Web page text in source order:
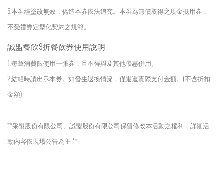
5.本券經塗改無效，偽造本券依法追究。本券為無償取得之現金抵用券，
不受禮券定型化契約之規範。
誠盟餐飲9折餐飲券使用說明：
1.每筆消費限使用一張券，且不得與及其他優惠併用。
2.結帳時請出示本券。如發生退換情況，僅退還實際支付金額。(不含折扣
金額)
**采盟股份有限公司、誠盟股份有限公司保留修改本活動之權利，詳細活
動內容依現場公告為主 **